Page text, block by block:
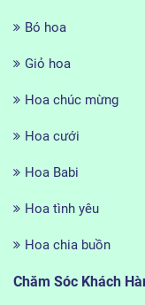
Bó hoa
Giỏ hoa
Hoa chúc mừng
Hoa cưới
Hoa Babi
Hoa tình yêu
Hoa chia buồn
Chăm Sóc Khách